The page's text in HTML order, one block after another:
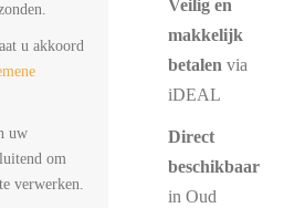
u akkoord
uw
om
verwerken.
Veilig en
makkelijk
betalen via
iDEAL
Direct
beschikbaar
in Oud